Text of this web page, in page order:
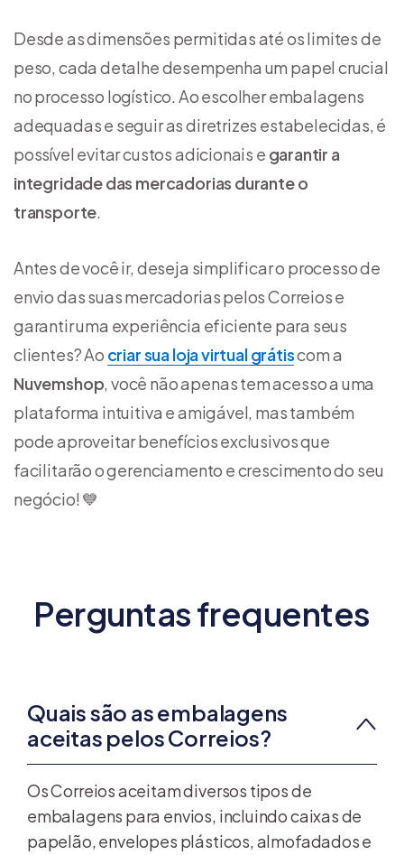
Desde as dimensões permitidas até os limites de
peso, cada detalhe desempenha um papel crucial
no processo logístico. Ao escolher embalagens
adequadas e seguir as diretrizes estabelecidas, é
possível evitar custos adicionais e garantir a
integridade das mercadorias durante o
transporte.
Antes de você ir, deseja simplificar o processo de
envio das suas mercadorias pelos Correios e
garantir uma experiência eficiente para seus
clientes? Ao criar sua loja virtual grátiscom a
Nuvemshop, você não apenas tem acesso a uma
plataforma intuitiva e amigável, mas também
pode aproveitar benefícios exclusivos que
facilitarão o gerenciamento e crescimento do seu
negócio! 💙
Perguntas frequentes
Quais são as embalagens
aceitas pelos Correios?
Os Correios aceitam diversos tipos de
embalagens para envios, incluindo caixas de
papelão, envelopes plásticos, almofadados e